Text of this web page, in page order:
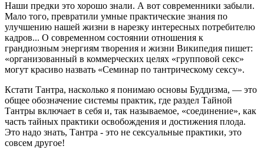
Наши предки это хорошо знали. А вот современники забыли.
Мало того, превратили умные практические знания по
улучшению нашей жизни в нарезку интересных потребителю
кадров... О современном состоянии отношения к
грандиозным энергиям творения и жизни Википедия пишет:
«организованный в коммерческих целях «групповой секс»
могут красиво назвать «Семинар по тантрическому сексу».
Кстати Тантра, насколько я понимаю основы Буддизма, — это
общее обозначение системы практик, где раздел Тайной
Тантры включает в себя и, так называемое, «соединение», как
часть тайных практики освобождения и достижения плода.
Это надо знать, Тантра - это не сексуальные практики, это
совсем другое!